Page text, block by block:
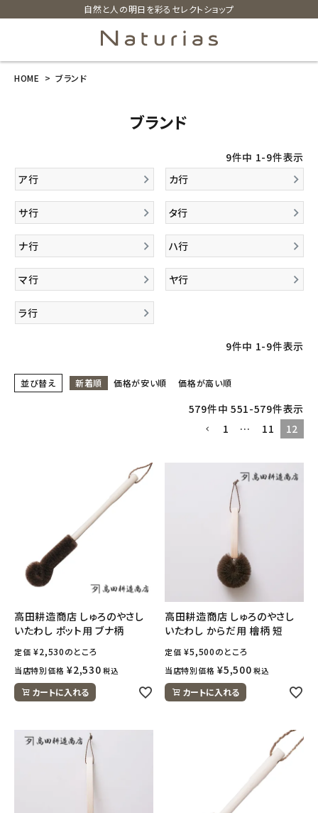
自然と人の明日を彩るセレクトショップ
新商品
カテゴリーから探す
美容・コスメ・香水
衛生用品
日用品雑貨
インナー・下着・ナイトウェア
定期購入
エコリュクス
HOME ブランド
ブランド
9件中 1-9件表示
ア行
カ行
サ行 タ行
ナ行 ハ行
マ行 ヤ行
ラ行
9件中 1-9件表示
並び替え 新着順 価格が安い順 価格が高い順
579件中 551-579件表示
1
… 11 12
高田耕造商店 しゅろのやさし
いたわし ポット用 ブナ柄
定価 ¥2,530のところ
当店特別価格 ¥2,530 税込
カートに入れる
高田耕造商店 しゅろのやさし
いたわし からだ用 檜柄 短
定価 ¥5,500のところ
当店特別価格 ¥5,500 税込
カートに入れる